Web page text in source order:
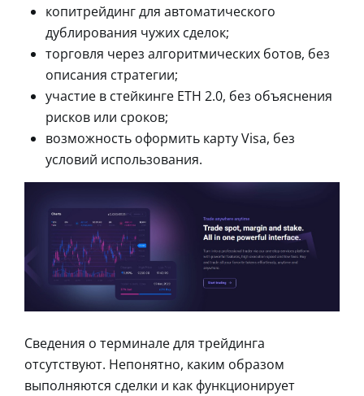
копитрейдинг для автоматического
дублирования чужих сделок;
торговля через алгоритмических ботов, без
описания стратегии;
участие в стейкинге ETH 2.0, без объяснения
рисков или сроков;
возможность оформить карту Visa, без
условий использования.
Сведения о терминале для трейдинга
отсутствуют. Непонятно, каким образом
выполняются сделки и как функционирует